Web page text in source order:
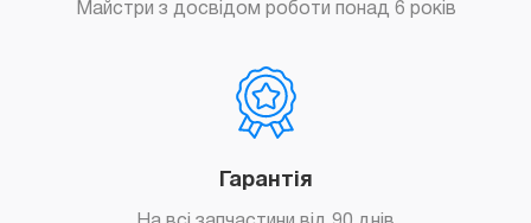
Майстри з досвідом роботи понад 6 років
Гарантія